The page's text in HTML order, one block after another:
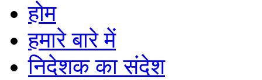
होम
हमारे बारे में
निदेशक का संदेश